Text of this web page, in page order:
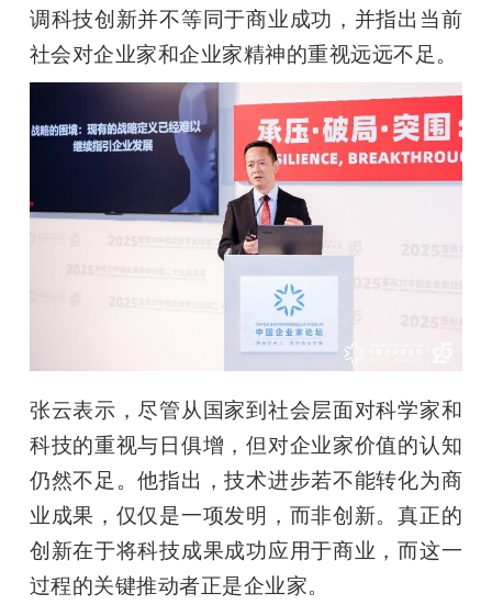
课
活
专
题
爱
调科技创新并不等同于商业成功，并指出当前
社会对企业家和企业家精神的重视远远不足。
张云表示，尽管从国家到社会层面对科学家和
科技的重视与日俱增，但对企业家价值的认知
仍然不足。他指出，技术进步若不能转化为商
业成果，仅仅是一项发明，而非创新。真正的
创新在于将科技成果成功应用于商业，而这一
过程的关键推动者正是企业家。